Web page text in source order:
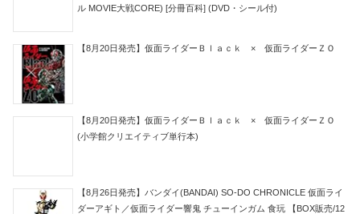
ル MOVIE大戦CORE) [分冊百科] (DVD・シール付)
【8月20日発売】仮面ライダーＢｌａｃｋ × 仮面ライダーＺＯ
【8月20日発売】仮面ライダーＢｌａｃｋ × 仮面ライダーＺＯ
(小学館クリエイティブ単行本)
【8月26日発売】バンダイ(BANDAI) SO-DO CHRONICLE 仮面ライ
ダーアギト／仮面ライダー響鬼 チューインガム 食玩 【BOX販売/12